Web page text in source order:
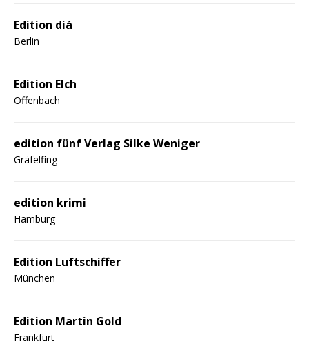
Edition diá
Berlin
Edition Elch
Offenbach
edition fünf Verlag Silke Weniger
Gräfelfing
edition krimi
Hamburg
Edition Luftschiffer
München
Edition Martin Gold
Frankfurt